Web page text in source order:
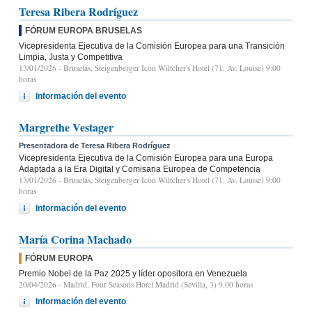
Teresa Ribera Rodríguez
FÓRUM EUROPA BRUSELAS
Vicepresidenta Ejecutiva de la Comisión Europea para una Transición
Limpia, Justa y Competitiva
13/01/2026 - Bruselas, Steigenberger Icon Wiltcher's Hotel (71, Av. Louise) 9:00
horas
Información del evento
Margrethe Vestager
Presentadora de Teresa Ribera Rodríguez
Vicepresidenta Ejecutiva de la Comisión Europea para una Europa
Adaptada a la Era Digital y Comisaria Europea de Competencia
13/01/2026 - Bruselas, Steigenberger Icon Wiltcher's Hotel (71, Av. Louise) 9:00
horas
Información del evento
María Corina Machado
FÓRUM EUROPA
Premio Nobel de la Paz 2025 y líder opositora en Venezuela
20/04/2026 - Madrid, Four Seasons Hotel Madrid (Sevilla, 3) 9.00 horas
Información del evento